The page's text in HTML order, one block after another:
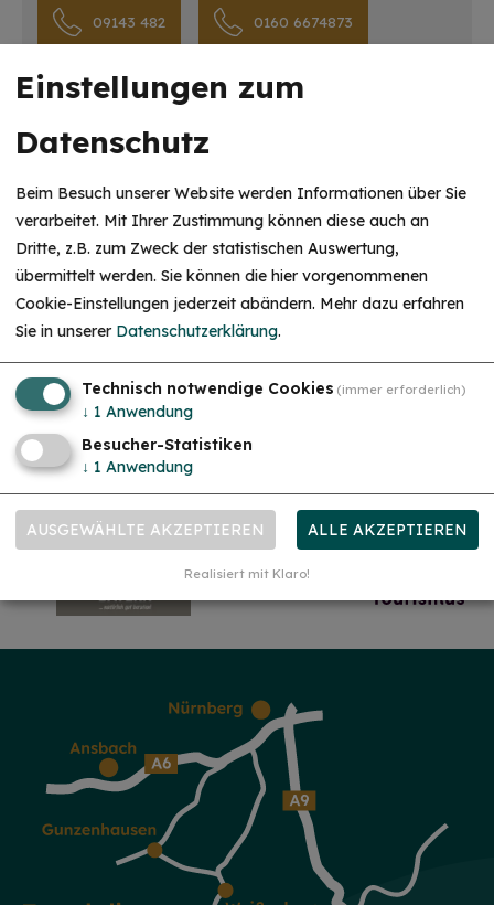
09143 482 0160 6674873
Unsere Partner
Einstellungen zum
Datenschutz
Beim Besuch unserer Website werden Informationen über Sie
verarbeitet. Mit Ihrer Zustimmung können diese auch an
Dritte, z.B. zum Zweck der statistischen Auswertung,
übermittelt werden. Sie können die hier vorgenommenen
Cookie-Einstellungen jederzeit abändern. Mehr dazu erfahren
Sie in unserer Datenschutzerklärung.
Technisch notwendige Cookies (immer erforderlich)
↓ 1 Anwendung
Besucher-Statistiken
↓ 1 Anwendung
AUSGEWÄHLTE AKZEPTIEREN ALLE AKZEPTIEREN
Realisiert mit Klaro!